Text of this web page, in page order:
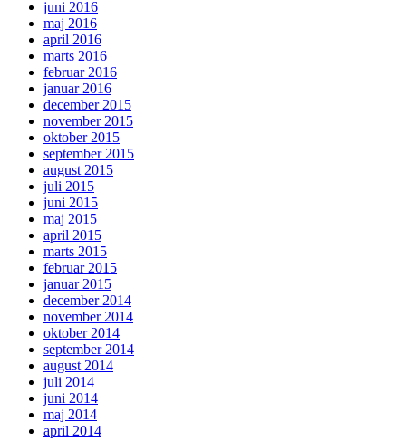
juni 2016
maj 2016
april 2016
marts 2016
februar 2016
januar 2016
december 2015
november 2015
oktober 2015
september 2015
august 2015
juli 2015
juni 2015
maj 2015
april 2015
marts 2015
februar 2015
januar 2015
december 2014
november 2014
oktober 2014
september 2014
august 2014
juli 2014
juni 2014
maj 2014
april 2014